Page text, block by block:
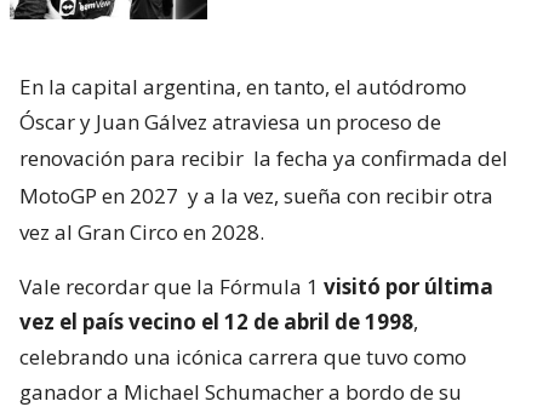
En la capital argentina, en tanto, el autódromo
Óscar y Juan Gálvez atraviesa un proceso de
renovación para recibir la fecha ya confirmada del
MotoGP en 2027 y a la vez, sueña con recibir otra
vez al Gran Circo en 2028.
Vale recordar que la Fórmula 1 visitó por última
vez el país vecino el 12 de abril de 1998,
celebrando una icónica carrera que tuvo como
ganador a Michael Schumacher a bordo de su